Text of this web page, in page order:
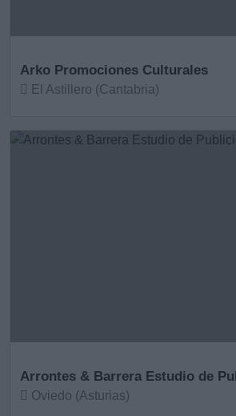
Arko Promociones Culturales
El Astillero (Cantabria)
Arrontes & Barrera Estudio de
Oviedo (Asturias)